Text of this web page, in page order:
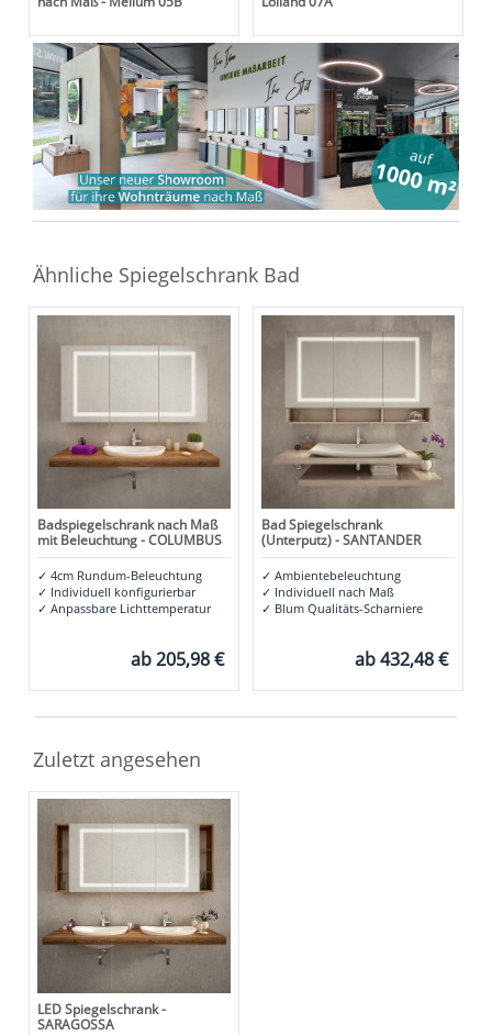
Ähnliche Spiegelschrank Bad
Badspiegelschrank nach Maß
mit Beleuchtung - COLUMBUS
✓ 4cm Rundum-Beleuchtung
✓ Individuell konfigurierbar
✓ Anpassbare Lichttemperatur
ab205,98 €
Bad Spiegelschrank
(Unterputz) - SANTANDER
✓ Ambientebeleuchtung
✓ Individuell nach Maß
✓ Blum Qualitäts-Scharniere
ab432,48 €
Zuletzt angesehen
LED Spiegelschrank -
SARAGOSSA